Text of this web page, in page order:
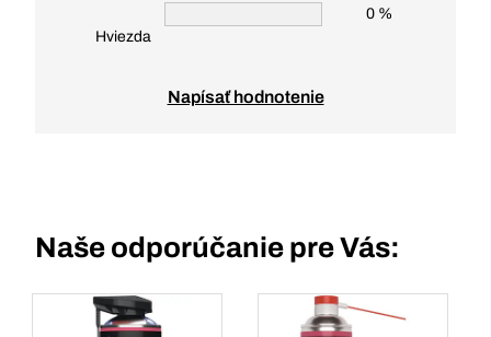
Hviezda
0 %
Napísať hodnotenie
Naše odporúčanie pre Vás: